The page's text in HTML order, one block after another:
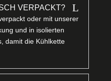
VERPACKT? L
oder mit unserer
und in isolierten
damit die Kühlkette